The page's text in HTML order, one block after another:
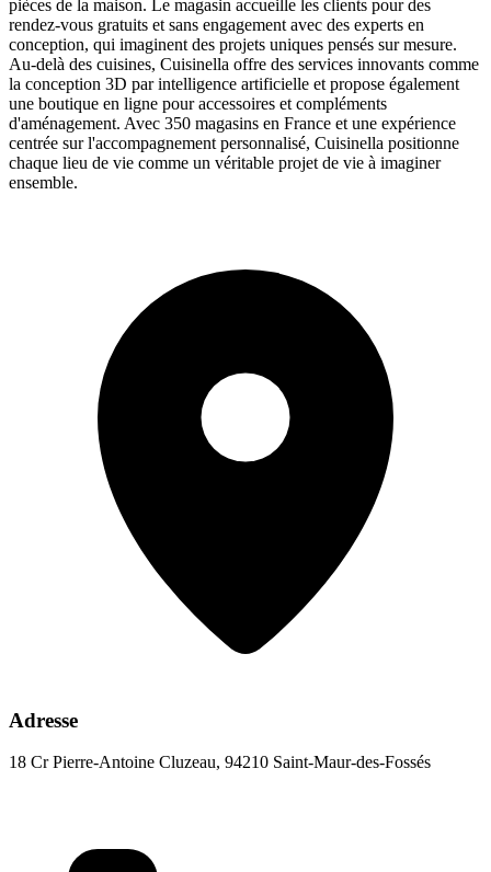
pièces de la maison. Le magasin accueille les clients pour des
rendez-vous gratuits et sans engagement avec des experts en
conception, qui imaginent des projets uniques pensés sur mesure.
Au-delà des cuisines, Cuisinella offre des services innovants comme
la conception 3D par intelligence artificielle et propose également
une boutique en ligne pour accessoires et compléments
d'aménagement. Avec 350 magasins en France et une expérience
centrée sur l'accompagnement personnalisé, Cuisinella positionne
chaque lieu de vie comme un véritable projet de vie à imaginer
ensemble.
Adresse
18 Cr Pierre-Antoine Cluzeau, 94210 Saint-Maur-des-Fossés